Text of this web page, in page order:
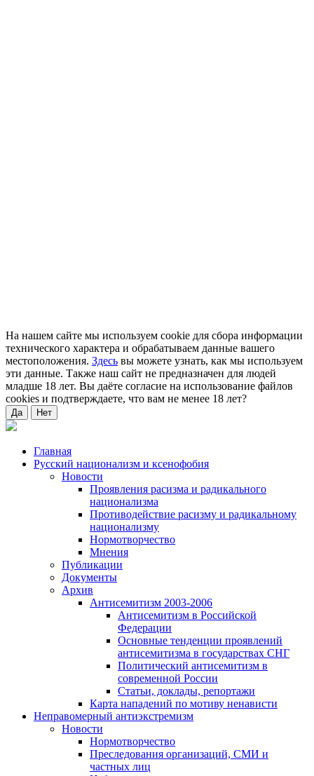
На нашем сайте мы используем cookie для сбора информации
технического характера и обрабатываем данные вашего
местоположения. Здесь вы можете узнать, как мы используем
эти данные. Также наш сайт не предназначен для людей
младше 18 лет. Вы даёте согласие на использование файлов
cookies и подтверждаете, что вам не менее 18 лет?
Да Нет
Главная
Русский национализм и ксенофобия
Новости
Проявления расизма и радикального
национализма
Противодействие расизму и радикальному
национализму
Нормотворчество
Мнения
Публикации
Документы
Архив
Антисемитизм 2003-2006
Антисемитизм в Российской
Федерации
Основные тенденции проявлений
антисемитизма в государствах СНГ
Политический антисемитизм в
современной России
Статьи, доклады, репортажи
Карта нападений по мотиву ненависти
Неправомерный антиэкстремизм
Новости
Нормотворчество
Преследования организаций, СМИ и
частных лиц